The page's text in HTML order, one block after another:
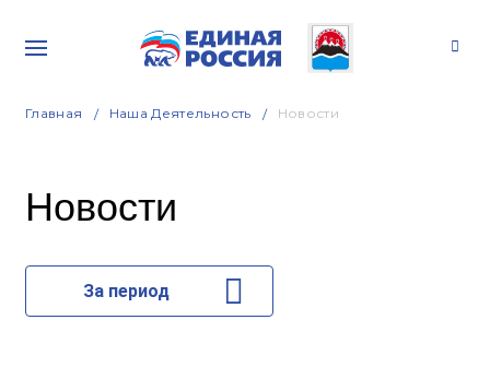
Главная Наша Деятельность Новости
Новости
За период